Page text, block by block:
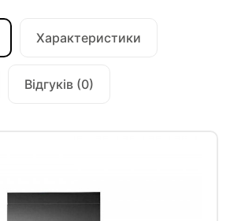
Характеристики
Відгуків (0)